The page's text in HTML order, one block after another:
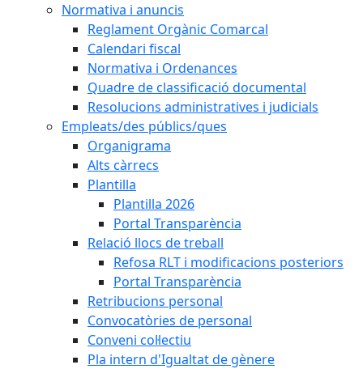
Normativa i anuncis
Reglament Orgànic Comarcal
Calendari fiscal
Normativa i Ordenances
Quadre de classificació documental
Resolucions administratives i judicials
Empleats/des públics/ques
Organigrama
Alts càrrecs
Plantilla
Plantilla 2026
Portal Transparència
Relació llocs de treball
Refosa RLT i modificacions posteriors
Portal Transparència
Retribucions personal
Convocatòries de personal
Conveni col·lectiu
Pla intern d'Igualtat de gènere